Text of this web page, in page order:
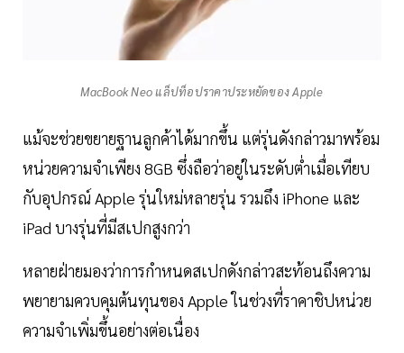
MacBook Neo แล็ปท็อปราคาประหยัดของ Apple
แม้จะช่วยขยายฐานลูกค้าได้มากขึ้น แต่รุ่นดังกล่าวมาพร้อม
หน่วยความจำเพียง 8GB ซึ่งถือว่าอยู่ในระดับต่ำเมื่อเทียบ
กับอุปกรณ์ Apple รุ่นใหม่หลายรุ่น รวมถึง iPhone และ
iPad บางรุ่นที่มีสเปกสูงกว่า
หลายฝ่ายมองว่าการกำหนดสเปกดังกล่าวสะท้อนถึงความ
พยายามควบคุมต้นทุนของ Apple ในช่วงที่ราคาชิปหน่วย
ความจำเพิ่มขึ้นอย่างต่อเนื่อง